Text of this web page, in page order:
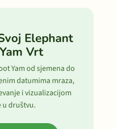
Elephant
Vrt
Yam od sjemena do
datumima mraza,
i vizualizacijom
u društvu.